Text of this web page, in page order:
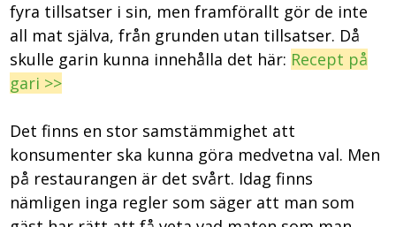
fyra tillsatser i sin, men framförallt gör de inte
all mat själva, från grunden utan tillsatser. Då
skulle garin kunna innehålla det här: Recept på
gari >>
Det finns en stor samstämmighet att
konsumenter ska kunna göra medvetna val. Men
på restaurangen är det svårt. Idag finns
nämligen inga regler som säger att man som